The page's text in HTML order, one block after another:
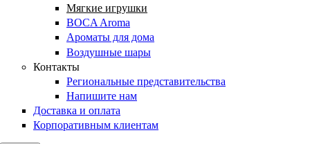
Мягкие игрушки
BOCA Aroma
Ароматы для дома
Воздушные шары
Контакты
Региональные представительства
Напишите нам
Доставка и оплата
Корпоративным клиентам